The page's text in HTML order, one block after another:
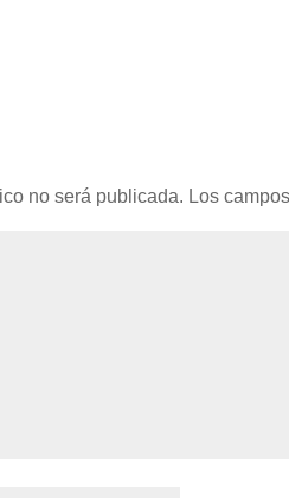
no será publicada. Los